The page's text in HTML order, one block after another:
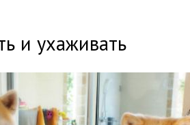
и ухаживать